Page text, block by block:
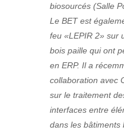
biosourcés (Salle
Le BET est
feu «LEPIR 2» sur
bois paille qui ont
en ERP. Il a
collaboration avec
sur le traitement
interfaces entre
dans les bâtiments